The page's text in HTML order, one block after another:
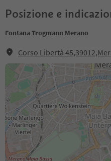
Posizione e
Fontana Trogmann Merano
Corso Libertà